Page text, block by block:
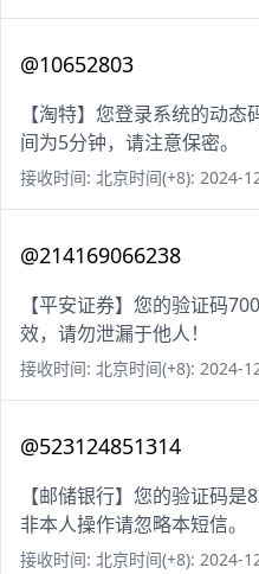
@10652803
【淘特】您登录系统的动
间为5分钟，请注意保密。
接收时间: 北京时间(+8): 2024-
@214169066238
【平安证券】您的验证码
效，请勿泄漏于他人！
接收时间: 北京时间(+8): 2024-
@523124851314
【邮储银行】您的验证码
非本人操作请忽略本短信。
接收时间: 北京时间(+8): 2024-